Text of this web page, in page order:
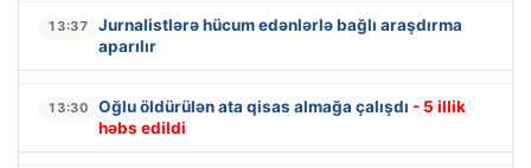
13:37
Jurnalistlərə hücum edənlərlə bağlı araşdırma
aparılır
13:30 Oğlu öldürülən ata qisas almağa çalışdı - 5 illik
həbs edildi